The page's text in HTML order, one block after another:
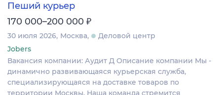
Пеший курьер
170 000–200 000 ₽
30 июля 2026 Москва
Деловой центр
Jobers
Вакансия компании: Аудит Д Описание компании Мы -
динамично развивающаяся курьерская служба,
специализирующаяся на доставке товаров по
территории Москвы. Наша команда стремится